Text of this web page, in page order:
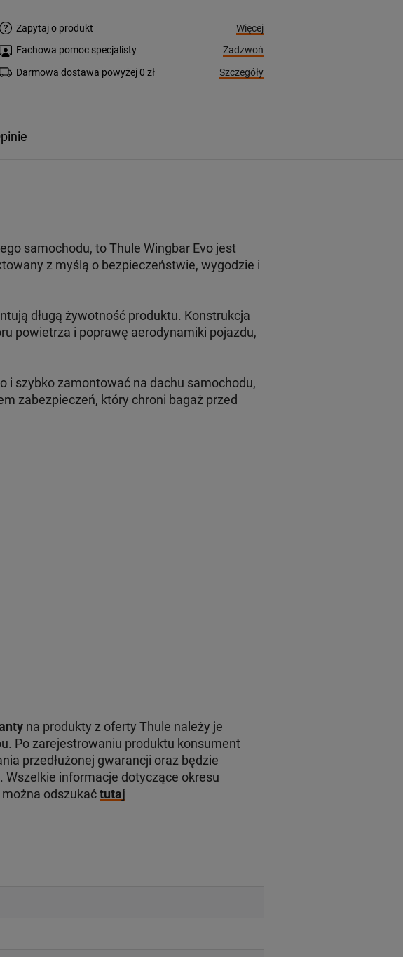
Zapytaj o produkt
Więcej
Fachowa pomoc specjalisty
Zadzwoń
Darmowa dostawa powyżej 0 zł
Szczegóły
samochodu, to Thule Wingbar Evo jest
z myślą o bezpieczeństwie, wygodzie i
długą żywotność produktu. Konstrukcja
powietrza i poprawę aerodynamiki pojazdu,
i szybko zamontować na dachu samochodu,
zabezpieczeń, który chroni bagaż przed
na produkty z oferty Thule należy je
Po zarejestrowaniu produktu konsument
przedłużonej gwarancji oraz będzie
informacje dotyczące okresu
odszukaćtutaj